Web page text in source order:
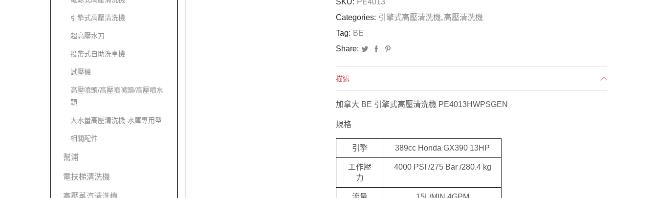
SKU: PE4013
Categories: 引擎式高壓清洗機, 高壓清洗機
Tag: BE
Share:
描述
加拿大 BE 引擎式高壓清洗機 PE4013HWPSGEN
規格
引擎 389cc Honda GX390 13HP
工作壓
力
4000 PSI /275 Bar /280.4 kg
引擎式高壓清洗機
超高壓水刀
投幣式自助洗車機
試壓機
高壓噴頭/高壓噴嘴頭/高壓噴水
頭
大水量高壓清洗機-水庫專用型
相關配件
幫浦
電扶梯清洗機